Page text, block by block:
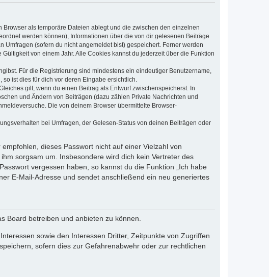
als temporäre Dateien ablegt und die zwischen den einzelnen
werden können), Informationen über die von dir gelesenen Beiträge
(sofern du nicht angemeldet bist) gespeichert. Ferner werden
von einem Jahr. Alle Cookies kannst du jederzeit über die Funktion
Für die Registrierung sind mindestens ein eindeutiger Benutzername,
ist dies für dich vor deren Eingabe ersichtlich.
gilt, wenn du einen Beitrag als Entwurf zwischenspeicherst. In
und Ändern von Beiträgen (dazu zählen Private Nachrichten und
Die von deinem Browser übermittelte Browser-
bei Umfragen, der Gelesen-Status von deinen Beiträgen oder
dieses Passwort nicht auf einer Vielzahl von
sorgsam um. Insbesondere wird dich kein Vertreter des
vergessen haben, so kannst du die Funktion „Ich habe
E-Mail-Adresse und sendet anschließend ein neu generiertes
Board betreiben und anbieten zu können.
sowie den Interessen Dritter, Zeitpunkte von Zugriffen
sofern dies zur Gefahrenabwehr oder zur rechtlichen